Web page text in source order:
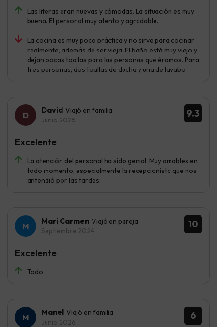
Las literas eran nuevas y cómodas. La situación es muy
buena. El personal muy atento y agradable.
La cocina es muy poco práctica y no sirve para cocinar
realmente, además de ser vieja. El baño está muy viejo y
dejan pocas toallas para las personas que éramos. Para
tres personas, dos toallas de ducha y una de lavabo.
9.3
David Viajó en familia
Junio 2025
La atención del personal ha sido genial. Muy amables en
todo momento, especialmente la recepcionista que nos
antendió por las tardes.
Excelente
10
Mari Carmen Viajó en pareja
Septiembre 2024
Todo
Excelente
6
Manel Viajó en familia
Junio 2026